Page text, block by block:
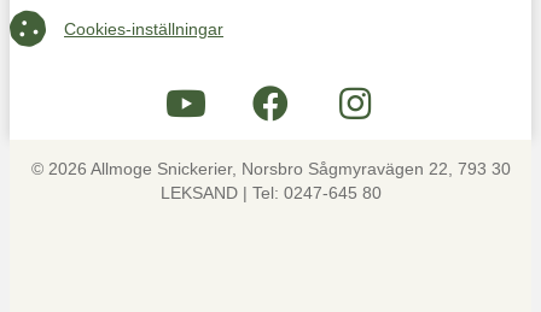
Cookies-inställningar
Cookies-inställningar
© 2026 Allmoge Snickerier, Norsbro Sågmyravägen 22, 793 30
LEKSAND | Tel: 0247-645 80